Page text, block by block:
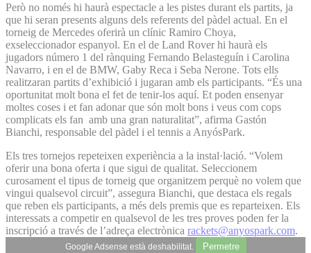
Però no només hi haurà espectacle a les pistes durant els partits, ja
que hi seran presents alguns dels referents del pàdel actual. En el
torneig de Mercedes oferirà un clínic Ramiro Choya,
exseleccionador espanyol. En el de Land Rover hi haurà els
jugadors número 1 del rànquing Fernando Belasteguín i Carolina
Navarro, i en el de BMW, Gaby Reca i Seba Nerone. Tots ells
realitzaran partits d’exhibició i jugaran amb els participants. “És una
oportunitat molt bona el fet de tenir-los aquí. Et poden ensenyar
moltes coses i et fan adonar que són molt bons i veus com cops
complicats els fan amb una gran naturalitat”, afirma Gastón
Bianchi, responsable del pàdel i el tennis a AnyósPark.
Els tres tornejos repeteixen experiència a la instal·lació. “Volem
oferir una bona oferta i que sigui de qualitat. Seleccionem
curosament el tipus de torneig que organitzem perquè no volem que
vingui qualsevol circuit”, assegura Bianchi, que destaca els regals
que reben els participants, a més dels premis que es reparteixen. Els
interessats a competir en qualsevol de les tres proves poden fer la
inscripció a través de l’adreça electrònica rackets@anyospark.com.
Google Adsense està deshabilitat. Permetre